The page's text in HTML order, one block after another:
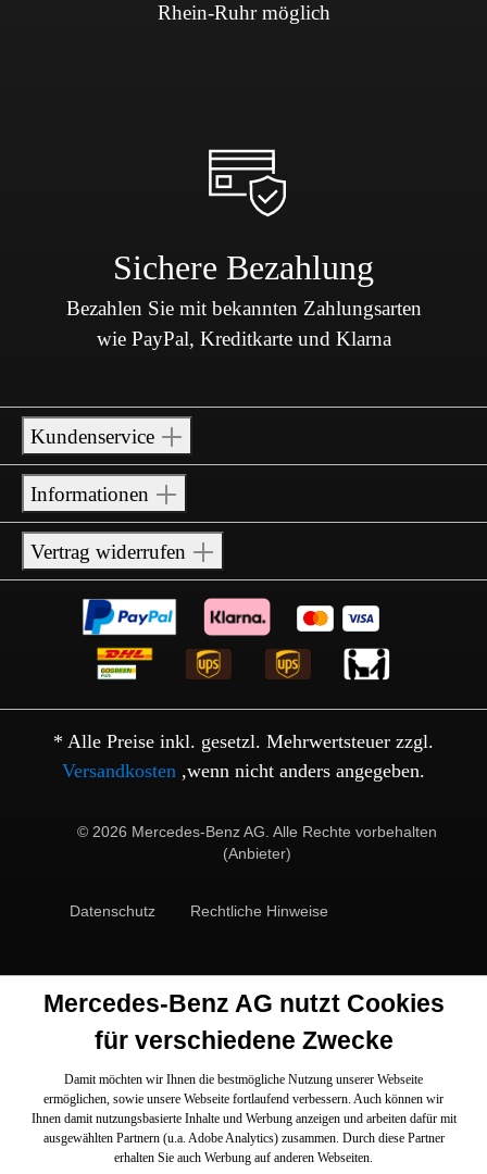
Rhein-Ruhr möglich
Sichere Bezahlung
Bezahlen Sie mit bekannten Zahlungsarten
wie PayPal, Kreditkarte und Klarna
Kundenservice
Informationen
Vertrag widerrufen
* Alle Preise inkl. gesetzl. Mehrwertsteuer zzgl.
Versandkosten ,wenn nicht anders angegeben.
© 2026 Mercedes-Benz AG. Alle Rechte vorbehalten
(Anbieter)
Datenschutz Rechtliche Hinweise
Mercedes-Benz AG nutzt Cookies
für verschiedene Zwecke
Damit möchten wir Ihnen die bestmögliche Nutzung unserer Webseite
ermöglichen, sowie unsere Webseite fortlaufend verbessern. Auch können wir
Ihnen damit nutzungsbasierte Inhalte und Werbung anzeigen und arbeiten dafür mit
ausgewählten Partnern (u.a. Adobe Analytics) zusammen. Durch diese Partner
erhalten Sie auch Werbung auf anderen Webseiten.